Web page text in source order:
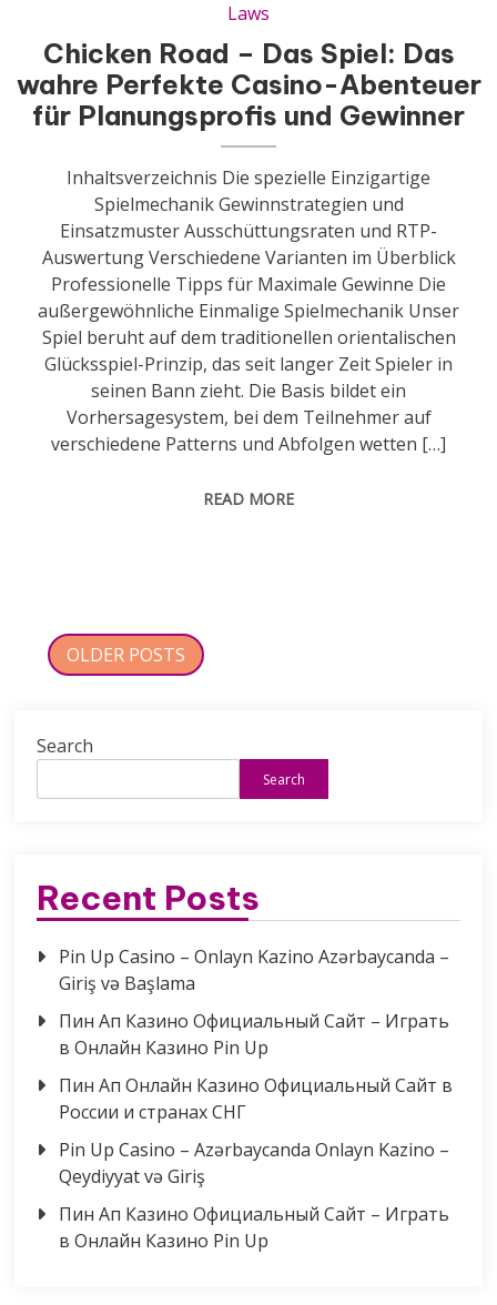
Laws
Chicken Road – Das Spiel: Das
wahre Perfekte Casino-Abenteuer
für Planungsprofis und Gewinner
Inhaltsverzeichnis Die spezielle Einzigartige
Spielmechanik Gewinnstrategien und
Einsatzmuster Ausschüttungsraten und RTP-
Auswertung Verschiedene Varianten im Überblick
Professionelle Tipps für Maximale Gewinne Die
außergewöhnliche Einmalige Spielmechanik Unser
Spiel beruht auf dem traditionellen orientalischen
Glücksspiel-Prinzip, das seit langer Zeit Spieler in
seinen Bann zieht. Die Basis bildet ein
Vorhersagesystem, bei dem Teilnehmer auf
verschiedene Patterns und Abfolgen wetten […]
READ MORE
Posts
OLDER POSTS
Search
Search
Recent Posts
Pin Up Casino – Onlayn Kazino Azərbaycanda –
Giriş və Başlama
Пин Ап Казино Официальный Сайт – Играть
в Онлайн Казино Pin Up
Пин Ап Онлайн Казино Официальный Сайт в
России и странах СНГ
Pin Up Casino – Azərbaycanda Onlayn Kazino –
Qeydiyyat və Giriş
Пин Ап Казино Официальный Сайт – Играть
в Онлайн Казино Pin Up